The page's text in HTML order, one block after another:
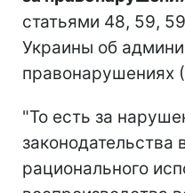
статьями 48, 59,
Украины об
правонарушениях
"То есть за
законодательства
рационального